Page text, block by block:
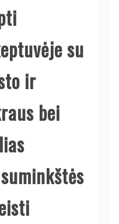
su
ir
bei